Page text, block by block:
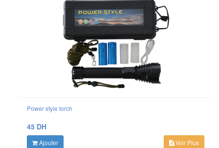
Power style torch
45 DH
Ajouter Voir Plus